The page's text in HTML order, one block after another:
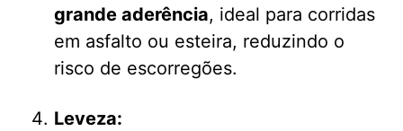
grande aderência, ideal para corridas
em asfalto ou esteira, reduzindo o
risco de escorregões.
Leveza: